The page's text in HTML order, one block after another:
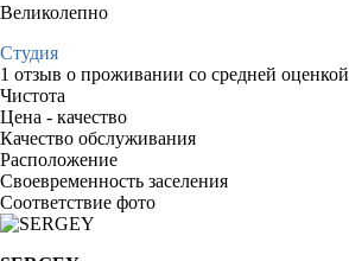
Великолепно
Студия
1 отзыв о проживании со средней оценкой
Чистота
Цена - качество
Качество обслуживания
Расположение
Своевременность заселения
Соответствие фото